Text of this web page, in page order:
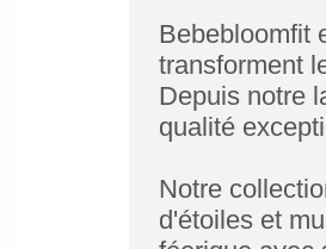
Bebebloomfit
transforment
Depuis notre
qualité
Notre
d'étoiles et